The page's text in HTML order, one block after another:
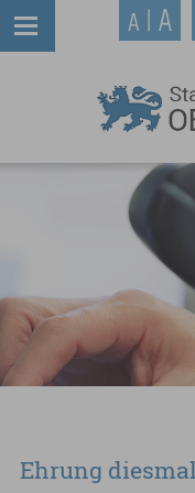
Ehrung